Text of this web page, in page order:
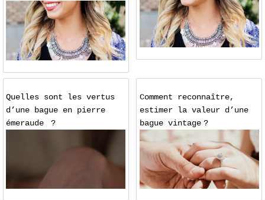
Quelles sont les vertus
d’une bague en pierre
émeraude ?
Comment reconnaître,
estimer la valeur d’une
bague vintage ?